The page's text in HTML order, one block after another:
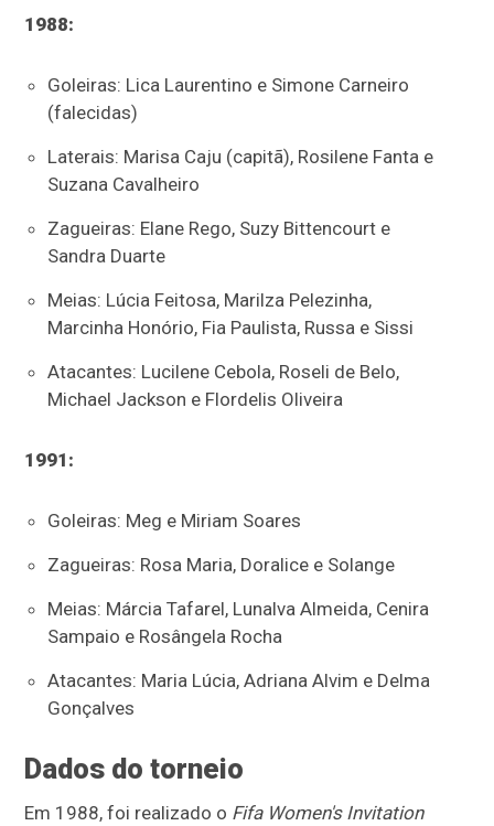
1988:
Goleiras: Lica Laurentino e Simone Carneiro
(falecidas)
Laterais: Marisa Caju (capitã), Rosilene Fanta e
Suzana Cavalheiro
Zagueiras: Elane Rego, Suzy Bittencourt e
Sandra Duarte
Meias: Lúcia Feitosa, Marilza Pelezinha,
Marcinha Honório, Fia Paulista, Russa e Sissi
Atacantes: Lucilene Cebola, Roseli de Belo,
Michael Jackson e Flordelis Oliveira
1991:
Goleiras: Meg e Miriam Soares
Zagueiras: Rosa Maria, Doralice e Solange
Meias: Márcia Tafarel, Lunalva Almeida, Cenira
Sampaio e Rosângela Rocha
Atacantes: Maria Lúcia, Adriana Alvim e Delma
Gonçalves
Dados do torneio
Em 1988, foi realizado o Fifa Women's Invitation